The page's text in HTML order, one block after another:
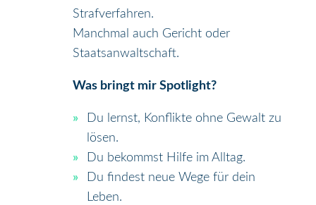
Strafverfahren.
Manchmal auch Gericht oder
Staatsanwaltschaft.
Was bringt mir Spotlight?
Du lernst, Konflikte ohne Gewalt zu
lösen.
Du bekommst Hilfe im Alltag.
Du findest neue Wege für dein
Leben.